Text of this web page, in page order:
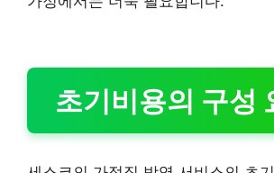
초기비용의 구성